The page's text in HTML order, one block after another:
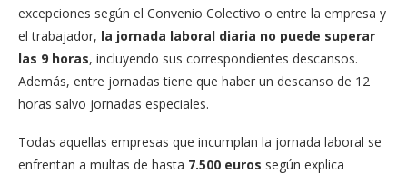
excepciones según el Convenio Colectivo o entre la empresa y
el trabajador, la jornada laboral diaria no puede superar
las 9 horas, incluyendo sus correspondientes descansos.
Además, entre jornadas tiene que haber un descanso de 12
horas salvo jornadas especiales.
Todas aquellas empresas que incumplan la jornada laboral se
enfrentan a multas de hasta 7.500 euros según explica